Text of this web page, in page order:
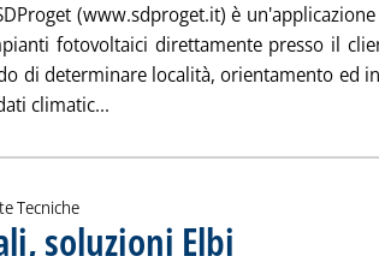
(www.sdproget.it) è
fotovoltaici direttamente presso il
di determinare località, orientamento ed
climatic... Leggi tutta la notizia: 'Spac
Tecniche
soluzioni Elbi